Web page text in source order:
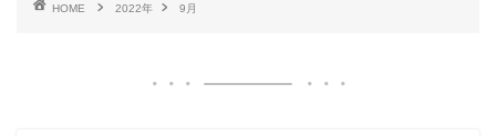
HOME 2022年 9月